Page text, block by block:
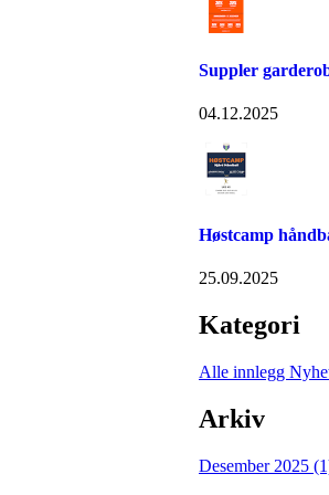
Suppler
04.12.2025
Høstcamp
25.09.2025
Kategori
Alle innlegg
Arkiv
Desember 2025